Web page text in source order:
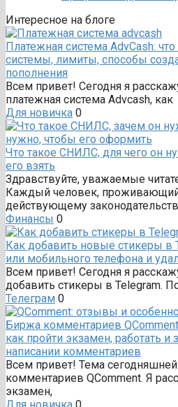
Интересное на блоге
Платежная система AdvCash:
системы, лимиты, способы
пополнения
Всем привет! Сегодня я
платежная система Advcash, как
Для новичка 0
Что такое СНИЛС, для чего он
его взять
Здравствуйте, уважаемые
Каждый человек, проживающий
действующему
Финансы 0
Как добавить новые стикеры в
или мобильного телефона и
Всем привет! Сегодня я
добавить стикеры в Telegram.
Телеграм 0
Биржа комментариев
как пройти экзамен, работать и
написании комментариев
Всем привет! Тема
комментариев QComment. Я
экзамен,